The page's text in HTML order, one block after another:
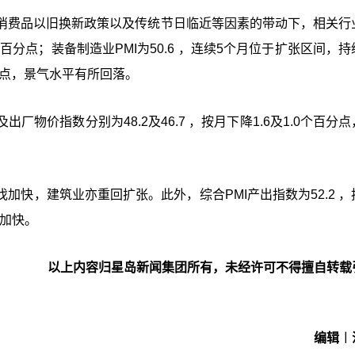
品以旧换新政策以及传统节日临近等因素的带动下，相关行
分点；装备制造业PMI为50.6 ，连续5个月位于扩张区间，持
，景气水平有所回落。
厂物价指数分别为48.2及46.7 ，按月下降1.6及1.0个百分点
快，建筑业亦重回扩张。此外，综合PMI产出指数为52.2 ，
快。
以上内容归星岛新闻集团所有，未经许可不得擅自转载
编辑︱